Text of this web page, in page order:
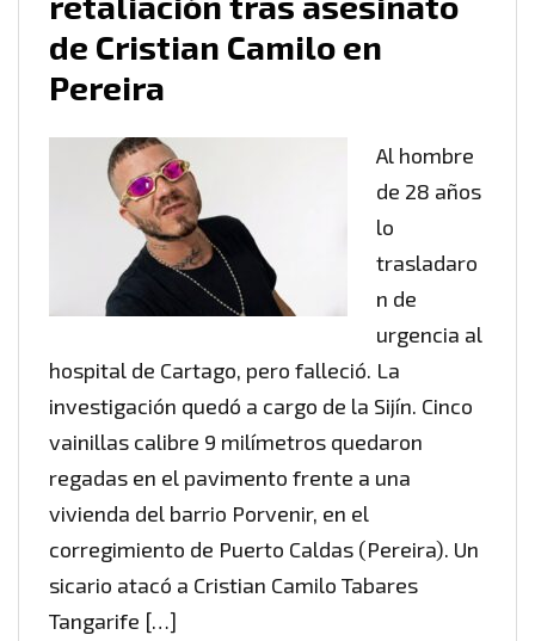
de Cristian Camilo en
Pereira
Al hombre
de 28 años
lo
trasladaro
n de
urgencia al
hospital de Cartago, pero falleció. La
investigación quedó a cargo de la Sijín. Cinco
vainillas calibre 9 milímetros quedaron
regadas en el pavimento frente a una
vivienda del barrio Porvenir, en el
corregimiento de Puerto Caldas (Pereira). Un
sicario atacó a Cristian Camilo Tabares
Tangarife […]